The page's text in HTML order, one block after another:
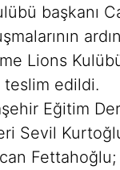
başkanı
Lions
edildi.
Eğitim
Sevil